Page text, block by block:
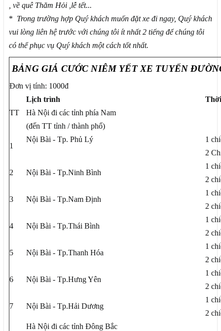
, về quê Thăm Hỏi ,lễ tết...
* Trong trường hợp Quý khách muốn đặt xe đi ngay, Quý khách
vui lòng liên hệ trước với chúng tôi ít nhất 2 tiếng để chúng tôi
có thể phục vụ Quý khách một cách tốt nhất.
BẢNG GIÁ CƯỚC NIÊM YẾT XE TUYẾN
Đơn vị tính: 1000đ
TT
Lịch trình
Hà Nội đi các tỉnh phía Nam
(đến TT tỉnh / thành phố)
1
Nội Bài - Tp. Phủ Lý
1
2
2 Nội Bài - Tp.Ninh Bình
1
2
3 Nội Bài - Tp.Nam Định
1
2
4 Nội Bài - Tp.Thái Bình
1
2
5 Nội Bài - Tp.Thanh Hóa
1
2
6 Nội Bài - Tp.Hưng Yên
1
2
7 Nội Bài - Tp.Hải Dương
1
2
Hà Nội đi các tỉnh Đông Bắc